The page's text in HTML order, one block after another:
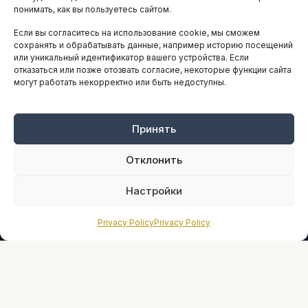
понимать, как вы пользуетесь сайтом.
Если вы согласитесь на использование cookie, мы сможем
сохранять и обрабатывать данные, например историю посещений
или уникальный идентификатор вашего устройства. Если
отказаться или позже отозвать согласие, некоторые функции сайта
могут работать некорректно или быть недоступны.
Принять
Отклонить
Настройки
Privacy PolicyPrivacy Policy
ARTICLES IN ENGLISH
НАВИГАЦИЯ
Оплата онлайн